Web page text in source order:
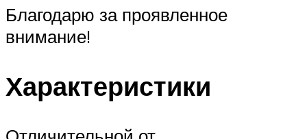
Благодарю за проявленное
внимание!
Характеристики